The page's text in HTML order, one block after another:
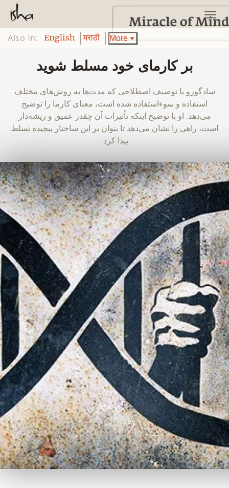
Also in: English मराठी More
بر کارمای خود مسلط شوید
‫سادگورو با توصیف اصطلاحی که مدت‌ها به روش‌های مختلف
استفاده و سوءاستفاده شده است، معنای کارما را توضیح
می‌دهد. او با توضیح اینکه تأثیرات آن چقدر عمیق و ریشه‌دار
است، راهی را نشان می‌دهد تا بتوان بر این ساختار پیچیده تسلط
پیدا کرد.